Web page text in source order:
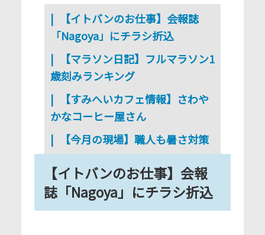
【イトバンのお仕事】 会報誌
「Nagoya」にチラシ折込
【マラソン日記】フルマラソン1
歳刻みランキング
【すみへいカフェ情報】さわや
かなコーヒー屋さん
【今月の現場】職人も暑さ対策
【イトバンのお仕事】会報
誌「Nagoya」にチラシ折込